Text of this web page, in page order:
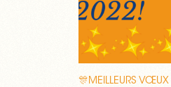
🎊MEILLEURS VŒUX